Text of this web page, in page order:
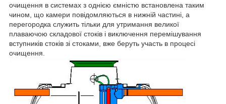
очищення в системах з однією ємністю встановлена таким
чином, що камери повідомляються в нижній частині, а
перегородка служить тільки для утримання великої
плаваючою складової стоків і виключення перемішування
вступників стоків зі стоками, вже беруть участь в процесі
очищення.